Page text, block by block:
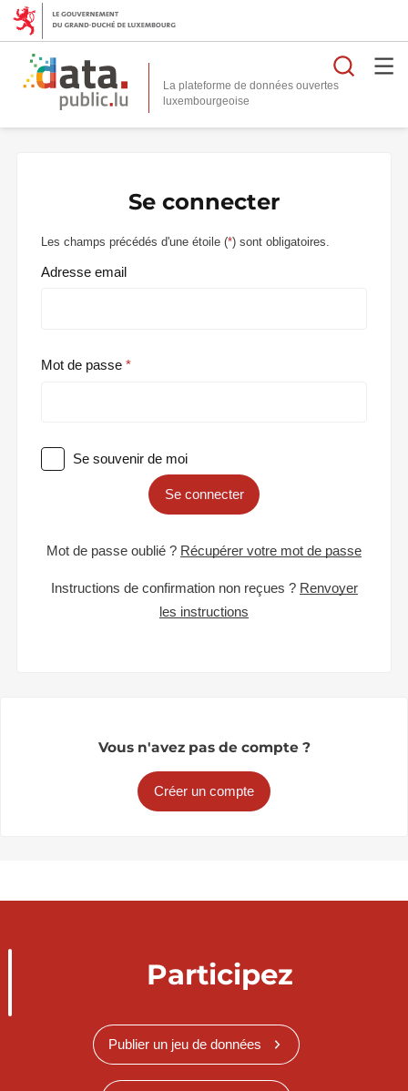
La plateforme de données ouvertes
Se connecter
Les champs précédés d'une étoile (*) sont obligatoires.
Adresse email
Mot de passe
Se souvenir de moi
Se connecter
Mot de passe oublié ? Récupérer votre mot de passe
Instructions de confirmation non reçues ? Renvoyer
les instructions
Vous n'avez pas de compte ?
Créer un compte
Participez
Publier un jeu de données